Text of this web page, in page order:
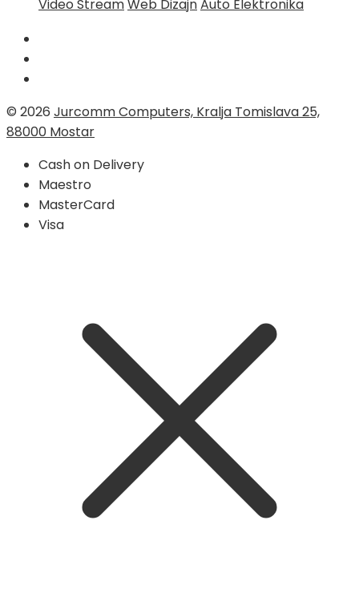
Video StreamWeb DizajnAuto Elektronika
© 2026 Jurcomm Computers, Kralja Tomislava 25,
88000 Mostar
Cash on Delivery
Maestro
MasterCard
Visa